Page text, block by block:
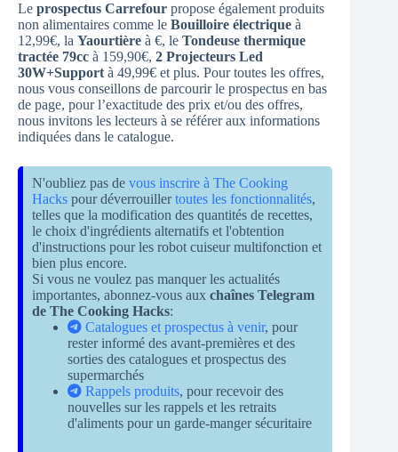
Le prospectus Carrefour propose également produits
non alimentaires comme le Bouilloire électrique à
12,99€, la Yaourtière à €, le Tondeuse thermique
tractée 79cc à 159,90€, 2 Projecteurs Led
30W+Support à 49,99€ et plus. Pour toutes les offres,
nous vous conseillons de parcourir le prospectus en bas
de page, pour l’exactitude des prix et/ou des offres,
nous invitons les lecteurs à se référer aux informations
indiquées dans le catalogue.
N'oubliez pas de vous inscrire à The Cooking
Hacks pour déverrouillertoutes les fonctionnalités,
telles que la modification des quantités de recettes,
le choix d'ingrédients alternatifs et l'obtention
d'instructions pour les robot cuiseur multifonction et
bien plus encore.
Si vous ne voulez pas manquer les actualités
importantes, abonnez-vous aux chaînes Telegram
de The Cooking Hacks:
Catalogues et prospectus à venir, pour
rester informé des avant-premières et des
sorties des catalogues et prospectus des
supermarchés
Rappels produits, pour recevoir des
nouvelles sur les rappels et les retraits
d'aliments pour un garde-manger sécuritaire